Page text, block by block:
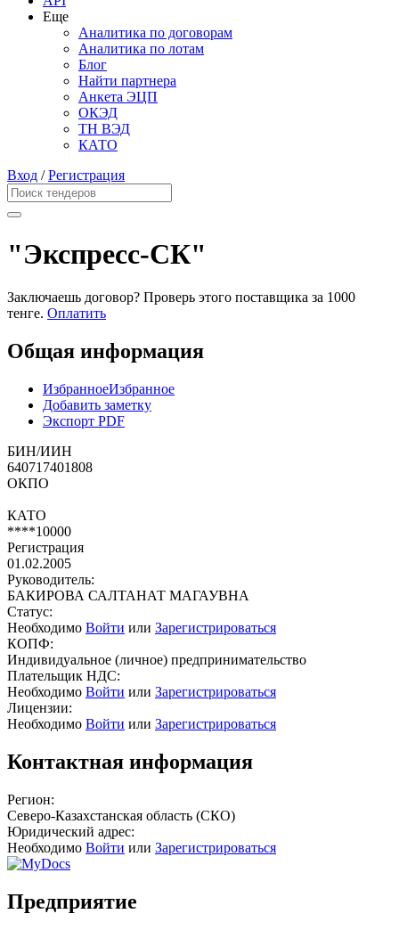
Еще
Аналитика по договорам
Аналитика по лотам
Блог
Найти партнера
Анкета ЭЦП
ОКЭД
ТН ВЭД
КАТО
Вход /Регистрация
"Экспресс-СК"
Заключаешь договор? Проверь этого поставщика за 1000
тенге. Оплатить
Общая информация
ИзбранноеИзбранное
Добавить заметку
Экспорт PDF
БИН/ИИН
640717401808
ОКПО
КАТО
****10000
Регистрация
01.02.2005
Руководитель:
БАКИРОВА САЛТАНАТ МАГАУВНА
Статус:
Необходимо Войти или Зарегистрироваться
КОПФ:
Индивидуальное (личное) предпринимательство
Плательщик НДС:
Необходимо Войти или Зарегистрироваться
Лицензии:
Необходимо Войти или Зарегистрироваться
Контактная информация
Регион:
Северо-Казахстанская область (СКО)
Юридический адрес:
Необходимо Войти или Зарегистрироваться
Предприятие